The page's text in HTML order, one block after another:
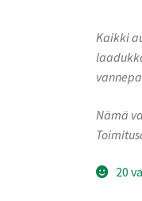
Kaikki
Nämä
20